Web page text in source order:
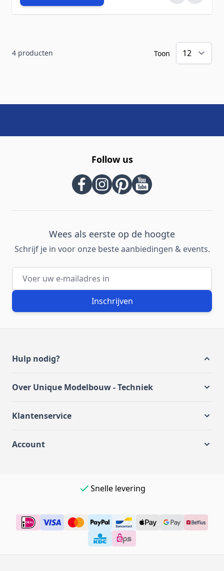
4 producten Toon
Follow us
Wees als eerste op de hoogte
Schrijf je in voor onze beste aanbiedingen & events.
E-mailadres
Inschrijven
Hulp nodig?
Over Unique Modelbouw - Techniek
Klantenservice
Account
Snelle levering